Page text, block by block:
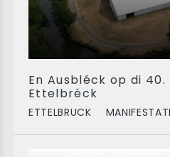
En Ausbléck op di
Ettelbréck
ETTELBRUCK